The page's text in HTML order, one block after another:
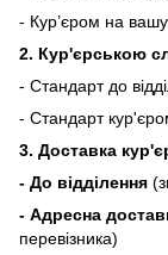
- Кур’єром на
2. Кур'єрською
- Стандарт до
- Стандарт
3. Доставка
- До відділення
- Адресна
перевізника)